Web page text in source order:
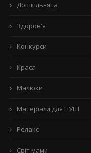
Дошкільнята
Здоров'я
Конкурси
Краса
Малюки
Матеріали для НУШ
Релакс
Світ мами